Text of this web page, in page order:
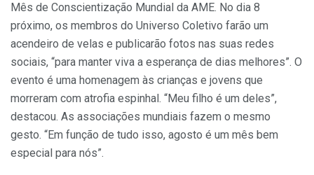
Mês de Conscientização Mundial da AME. No dia 8
próximo, os membros do Universo Coletivo farão um
acendeiro de velas e publicarão fotos nas suas redes
sociais, “para manter viva a esperança de dias melhores”. O
evento é uma homenagem às crianças e jovens que
morreram com atrofia espinhal. “Meu filho é um deles”,
destacou. As associações mundiais fazem o mesmo
gesto. “Em função de tudo isso, agosto é um mês bem
especial para nós”.